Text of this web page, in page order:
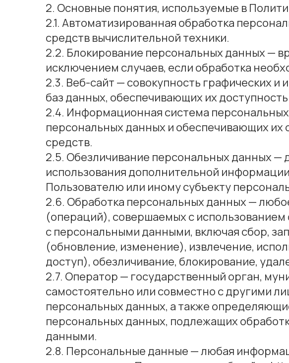
2. Основные понятия, используемые в
2.1. Автоматизированная обработка
средств вычислительной техники.
2.2. Блокирование персональных данных —
исключением случаев, если обработка
2.3. Веб-сайт — совокупность графических
баз данных, обеспечивающих их
2.4. Информационная система
персональных данных и обеспечивающих
средств.
2.5. Обезличивание персональных данных —
использования дополнительной
Пользователю или иному субъекту
2.6. Обработка персональных данных —
(операций), совершаемых с использованием
с персональными данными, включая сбор,
(обновление, изменение), извлечение,
доступ), обезличивание, блокирование,
2.7. Оператор — государственный орган,
самостоятельно или совместно с другими
персональных данных, а также
персональных данных, подлежащих
данными.
2.8. Персональные данные — любая